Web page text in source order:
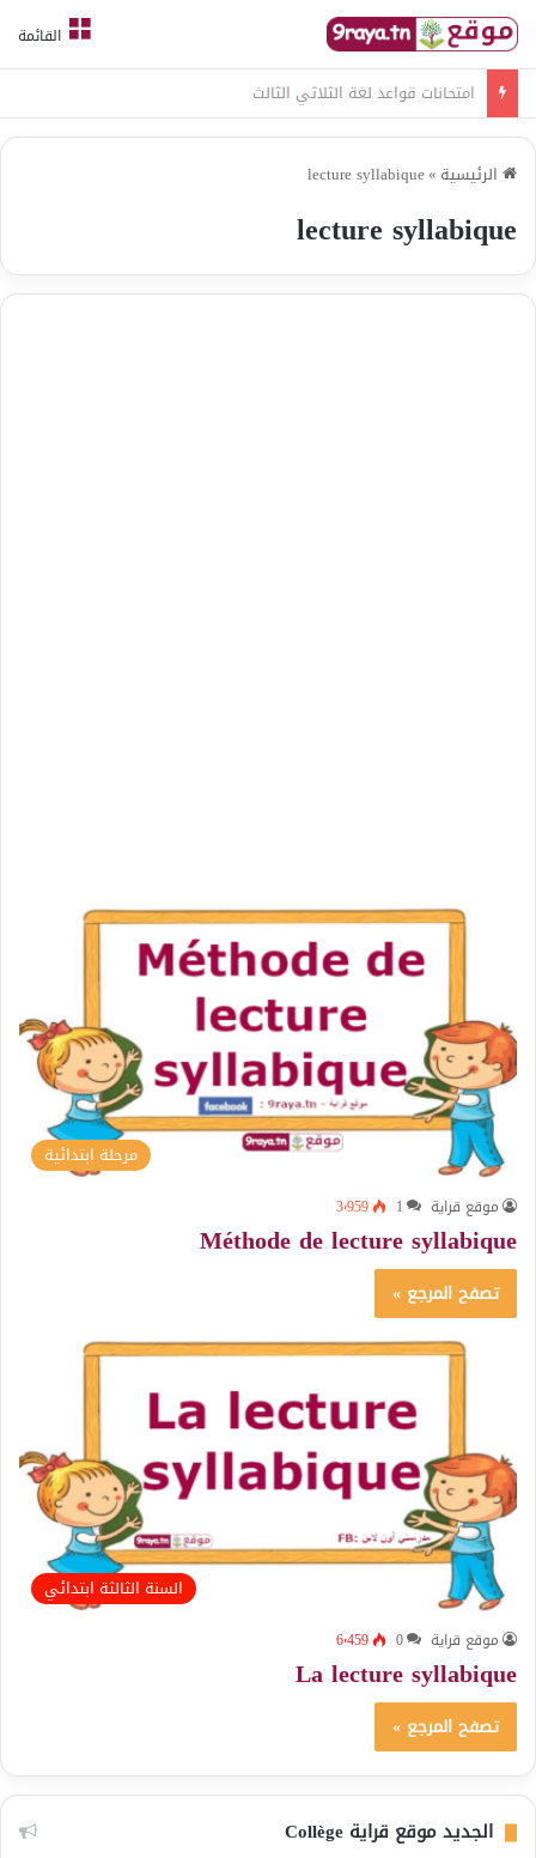
القائمة
امتحانات قواعد لغة الثلاثي الثالث
الرئيسية »
lecture syllabique
lecture syllabique
مرحلة ابتدائية
موقع قراية 1 3٬959
Méthode de lecture syllabique
تصفح المرجع »
السنة الثالثة ابتدائي
موقع قراية 0 6٬459
La lecture syllabique
تصفح المرجع »
الجديد موقع قراية Collège